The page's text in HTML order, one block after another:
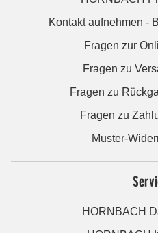
Kontakt aufnehmen -
Fragen zur
Fragen zu
Fragen zu
Fragen zu
Muster-
HORNBACH